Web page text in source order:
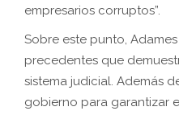
empresarios corruptos”.
Sobre este punto,
precedentes que
sistema judicial. Además
gobierno para garantizar